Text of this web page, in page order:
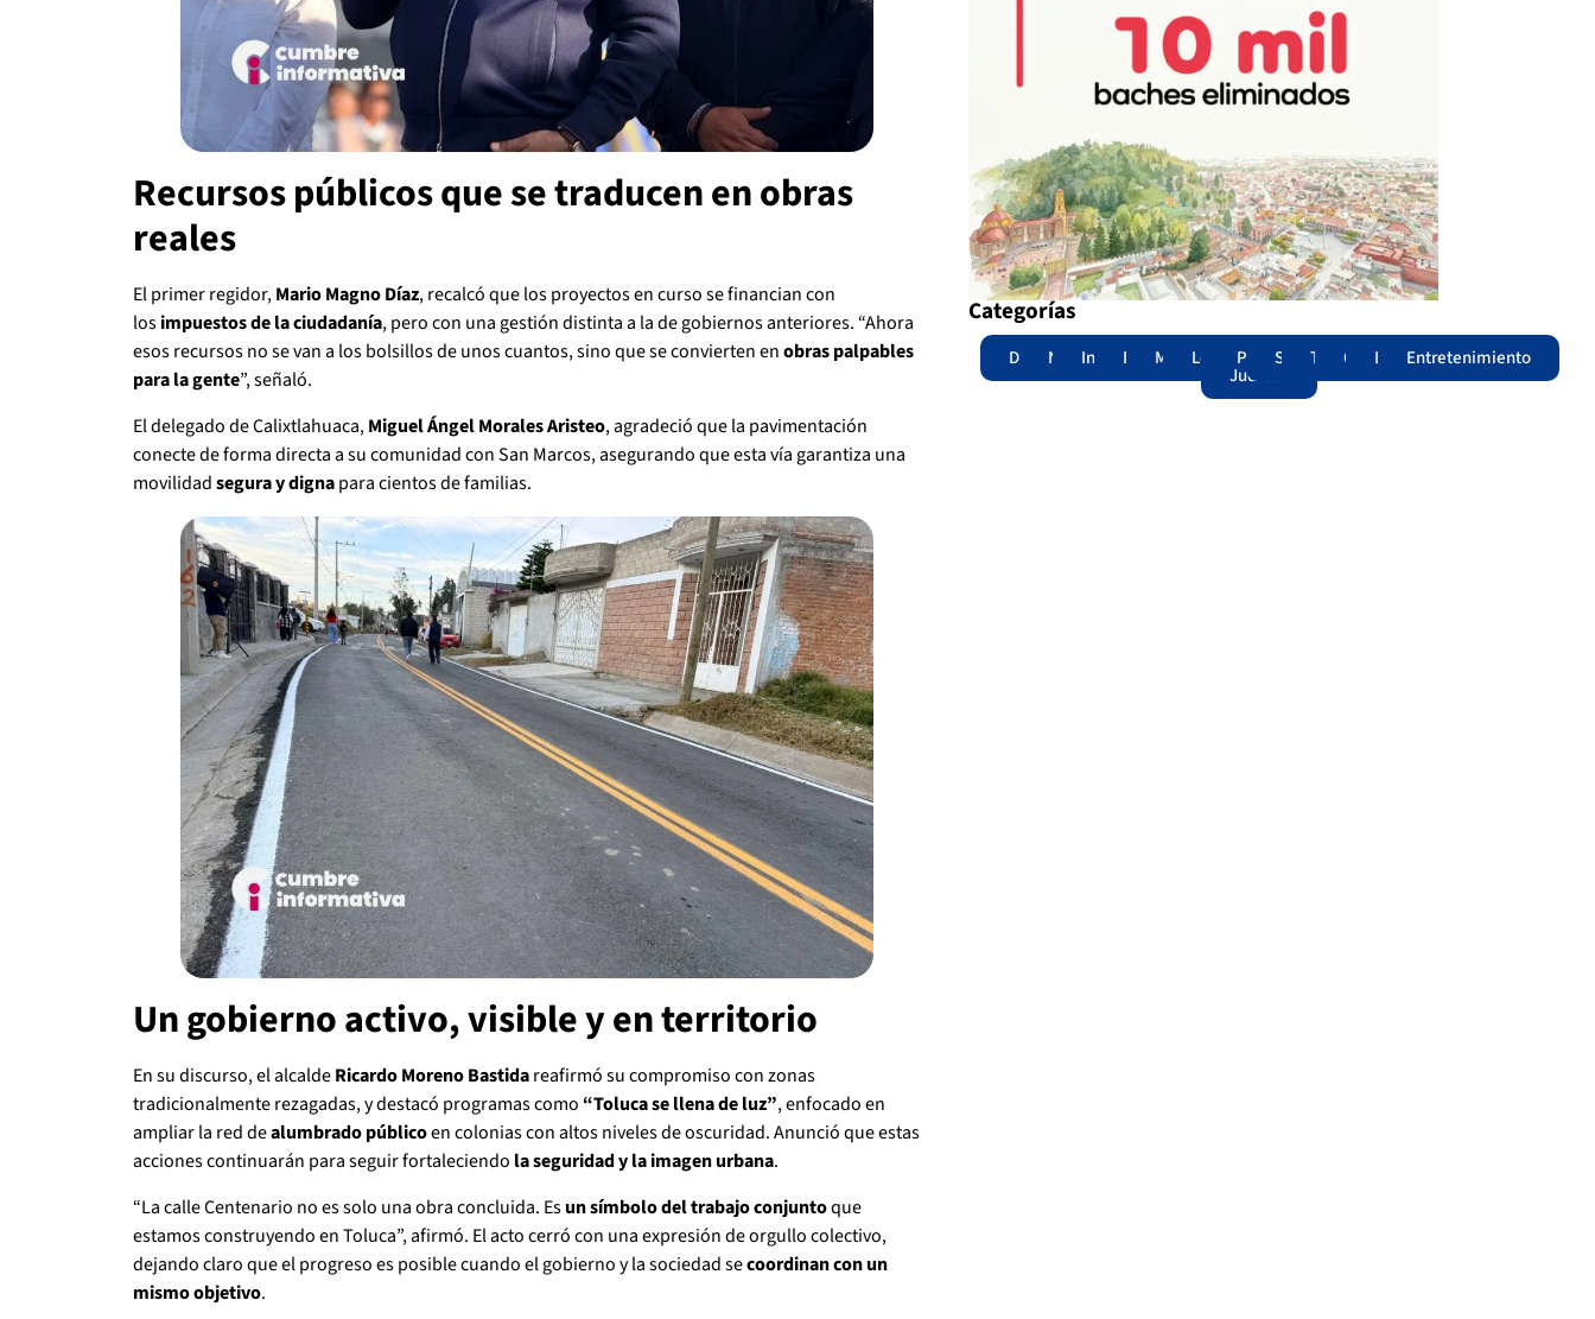
Recursos públicos que se traducen en obras
reales
El primer regidor,Mario Magno Díaz, recalcó que los proyectos en curso se financian con
losimpuestos de la ciudadanía, pero con una gestión distinta a la de gobiernos anteriores. “Ahora
esos recursos no se van a los bolsillos de unos cuantos, sino que se convierten enobras palpables
para la gente”, señaló.
El delegado de Calixtlahuaca,Miguel Ángel Morales Aristeo, agradeció que la pavimentación
conecte de forma directa a su comunidad con San Marcos, asegurando que esta vía garantiza una
movilidadsegura y dignapara cientos de familias.
Un gobierno activo, visible y en territorio
En su discurso, el alcaldeRicardo Moreno Bastidareafirmó su compromiso con zonas
tradicionalmente rezagadas, y destacó programas como “Toluca se llena de luz”, enfocado en
ampliar la red dealumbrado públicoen colonias con altos niveles de oscuridad. Anunció que estas
acciones continuarán para seguir fortaleciendo la seguridad y la imagen urbana.
“La calle Centenario no es solo una obra concluida. Esun símbolo del trabajo conjuntoque
estamos construyendo en Toluca”, afirmó. El acto cerró con una expresión de orgullo colectivo,
dejando claro que el progreso es posible cuando el gobierno y la sociedad secoordinan con un
mismo objetivo.
Categorías
Destacadas
NacionalInternacional
EdomexMunicipiosLegislatura
Poder
Judicial
SeguridadTrámites
OpiniónLomitosEntretenimiento